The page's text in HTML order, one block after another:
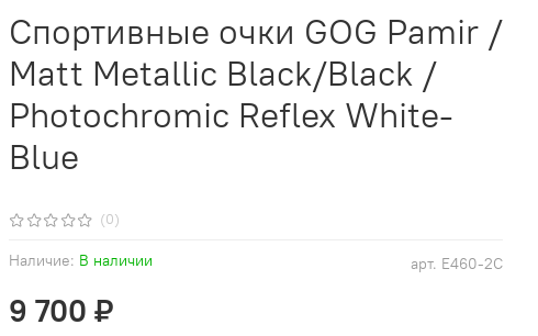
(0)
арт. E460-2C
Наличие: В наличии
Спортивные очки GOG Pamir /
Matt Metallic Black/Black /
Photochromic Reflex White-
Blue
9 700 ₽